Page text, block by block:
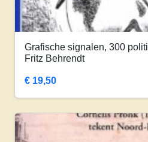
Grafische signalen, 300
Fritz Behrendt
€ 19,50